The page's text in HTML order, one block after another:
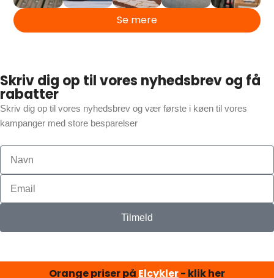
Se mere
Skriv dig op til vores nyhedsbrev og få
rabatter
Skriv dig op til vores nyhedsbrev og vær første i køen til vores
kampanger med store besparelser
Tilmeld
Orange priser på Elcykler- klik her